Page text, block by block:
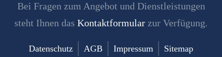
Bei Fragen zum Angebot und Dienstleistungen
steht Ihnen das Kontaktformular zur Verfügung.
Datenschutz AGB Impressum Sitemap